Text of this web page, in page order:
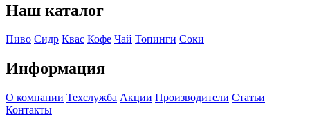
Наш каталог
Пиво Сидр Квас Кофе Чай Топинги Соки
Информация
О компании Техслужба Акции Производители Статьи
Контакты